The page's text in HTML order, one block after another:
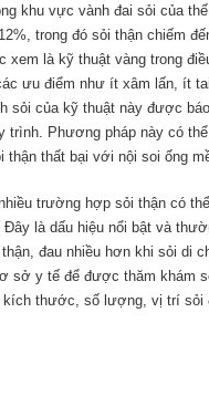
khu vực vành đai sỏi của
trong đó sỏi thận chiếm
xem là kỹ thuật vàng trong
ưu điểm như ít xâm lấn, ít
sỏi của kỹ thuật này được
trình. Phương pháp này có
thận thất bại với nội soi ống
trường hợp sỏi thận có
là dấu hiệu nổi bật và
đau nhiều hơn khi sỏi di
sở y tế để được thăm khám
kích thước, số lượng, vị trí sỏi